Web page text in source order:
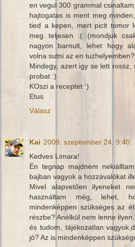
en vegul 300 grammal
hajtogatas is ment meg
tied a kepen, mert picit tomor
meg teljesen :( (mondjuk
nagyon barnult, lehet hogy
volna sutni az en tuzhelyemben?
Mindegy, azert igy se lett
probat :)
KOszi a receptet :)
Etus
Válasz
Kai 2009. szeptember 24. 9:40
Kedves Limara!
Én tegnap majdnem
bajban vagyok a hozzávalókat
Mivel alapvetően ilyeneket
használtam még, lehet,
mindenképpen szükséges az
részbe? Anélkül nem lenne
és tudom, tájékozatlan
jó? Az is mindenképpen